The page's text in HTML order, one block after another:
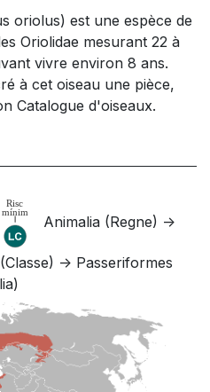
oriolus) est une espèce de
Oriolidae mesurant 22 à
vivre environ 8 ans.
à cet oiseau une pièce,
Catalogue d'oiseaux.
Animalia (Regne) ->
-> Passeriformes